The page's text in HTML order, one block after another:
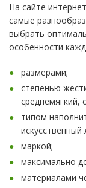
На сайте
самые
выбрать
особенности
размерами;
степенью
среднемягкий,
типом
искусственный
маркой;
максимально
материалами